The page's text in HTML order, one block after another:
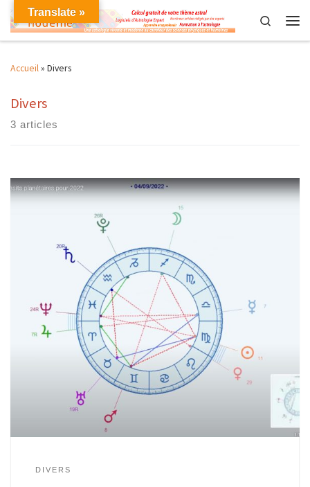
Skip to content
Search
Accueil» Divers
Divers
3 articles
DIVERS
Translate »